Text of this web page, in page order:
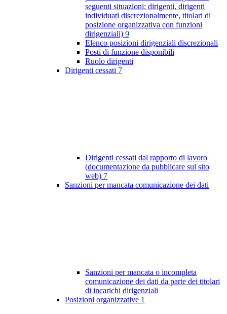
seguenti situazioni: dirigenti, dirigenti
individuati discrezionalmente, titolari di
posizione organizzativa con funzioni
dirigenziali) 9
Elenco posizioni dirigenziali discrezionali
Posti di funzione disponibili
Ruolo dirigenti
Dirigenti cessati 7
Dirigenti cessati dal rapporto di lavoro
(documentazione da pubblicare sul sito
web) 7
Sanzioni per mancata comunicazione dei dati
Sanzioni per mancata o incompleta
comunicazione dei dati da parte dei titolari
di incarichi dirigenziali
Posizioni organizzative 1